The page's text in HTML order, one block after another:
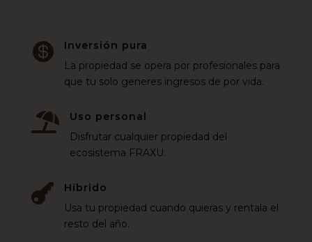

Inversión pura
La propiedad se opera por profesionales para
que tu solo generes ingresos de por vida.

Uso personal
Disfrutar cualquier propiedad del
ecosistema FRAXU.

Híbrido
Usa tu propiedad cuando quieras y rentala el
resto del año.